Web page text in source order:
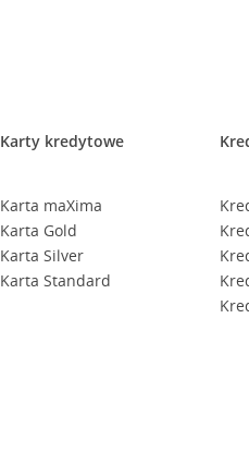
Karty kredytowe
Karta maXima
Karta Gold
Karta Silver
Karta Standard